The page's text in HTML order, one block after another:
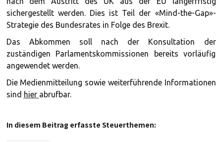
sichergestellt werden. Dies ist Teil der «Mind-the-Gap»-
Strategie des Bundesrates in Folge des Brexit.
Das Abkommen soll nach der Konsultation der
zuständigen Parlamentskommissionen bereits vorläufig
angewendet werden.
Die Medienmitteilung sowie weiterführende Informationen
sind hier abrufbar.
In diesem Beitrag erfasste Steuerthemen: